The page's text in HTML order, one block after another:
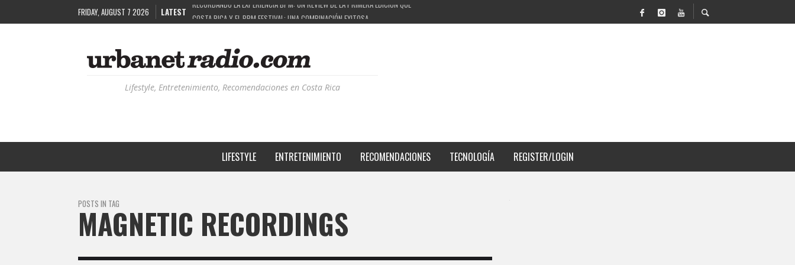
FRIDAY, AUGUST 7 2026 LATEST
COSTA RICA Y EL BPM FESTIVAL: UNA COMBINACIÓN EXITOSA
RUTAS NATURBANAS: EL PROYECTO QUE ESTÁ TRANSFORMANDO LA CALIDAD DE VIDA DEL TRANSEÚNTE TICO CON MOVILIDAD Y PAISAJISMO
Lifestyle, Entretenimiento, Recomendaciones en Costa Rica
LIFESTYLE ENTRETENIMIENTO RECOMENDACIONES TECNOLOGÍA REGISTER/LOGIN
POSTS IN TAG
MAGNETIC RECORDINGS